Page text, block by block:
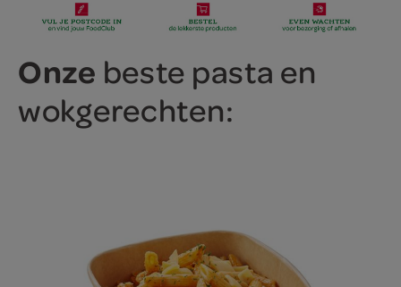
Onze beste pasta en
wokgerechten: